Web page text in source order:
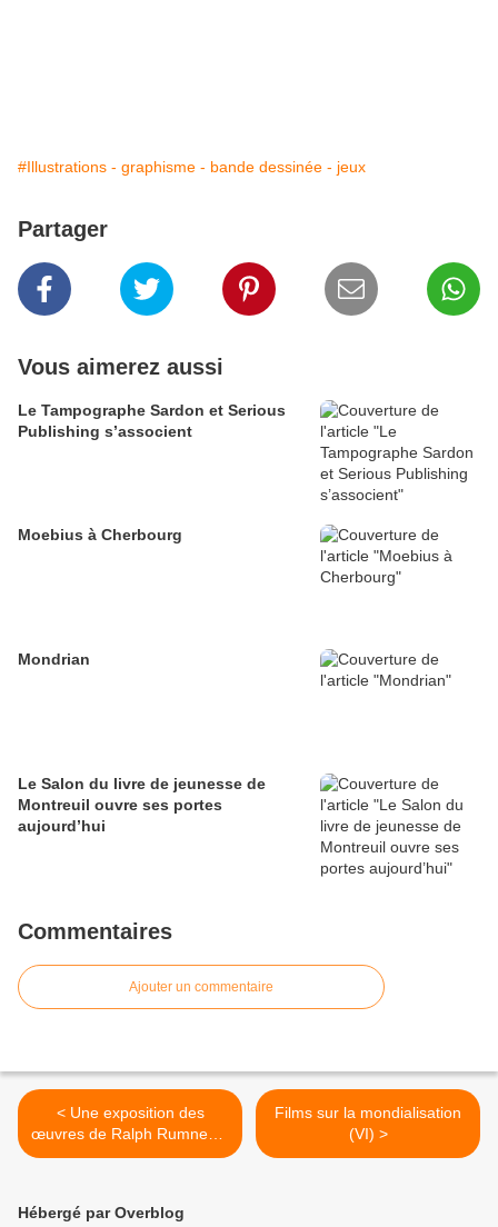
#Illustrations - graphisme - bande dessinée - jeux
Partager
Vous aimerez aussi
Le Tampographe Sardon et Serious
Publishing s’associent
Moebius à Cherbourg
Mondrian
Le Salon du livre de jeunesse de
Montreuil ouvre ses portes
aujourd’hui
Commentaires
Ajouter un commentaire
< Une exposition des
œuvres de Ralph Rumney à
Paris
Films sur la mondialisation
(VI) >
Hébergé par Overblog